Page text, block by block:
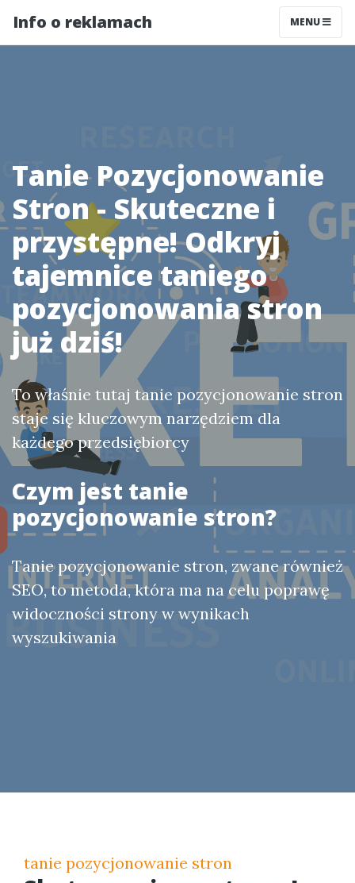
Info o reklamach MENU
Tanie Pozycjonowanie
Stron - Skuteczne i
przystępne! Odkryj
tajemnice taniego
pozycjonowania stron
już dziś!
To właśnie tutaj tanie pozycjonowanie stron
staje się kluczowym narzędziem dla
każdego przedsiębiorcy
Czym jest tanie
pozycjonowanie stron?
Tanie pozycjonowanie stron, zwane również
SEO, to metoda, która ma na celu poprawę
widoczności strony w wynikach
wyszukiwania
tanie pozycjonowanie stron